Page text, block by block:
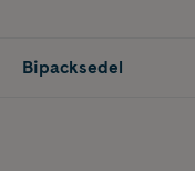
Bipacksedel